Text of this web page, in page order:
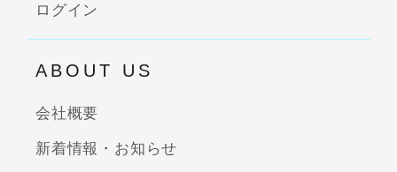
ログイン
ABOUT US
会社概要
新着情報・お知らせ